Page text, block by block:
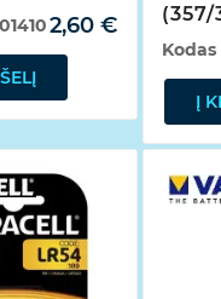
2,60 €
Kodas
Į